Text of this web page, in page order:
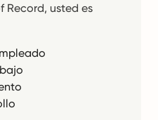
Record, usted es